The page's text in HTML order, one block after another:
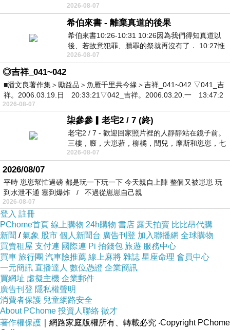
2026-08-07
希伯來書 - 離棄真道的後果
希伯來書10:26-10:31 10:26因為我們得知真道以
後、若故意犯罪、贖罪的祭就再沒有了． 10:27惟
有戰懼等候審判和那燒滅眾敵人的烈火
2026-08-07
◎吉祥_041~042
■潘文良著作集＞勵益品＞魚雁千里共今緣＞吉祥_041~042 ▽041_吉
祥。2006.03.19.日 20:33:21▽042_吉祥。2006.03.20.一 13:47:2
2026-08-07
柒參參▎老宅2 / 7 (終)
老宅2 / 7 - 歡迎回家照片裡的人靜靜站在鏡子前。
三樓，廄，大崽蕥，柳橘，閆兒，摩斯和崽崽，七
個人整整齊齊地站在鏡框之外，如同
2026-08-07
2026/08/07
平時 崽崽幫忙過磅 都是玩一下玩一下 今天親自上陣 整個又被崽崽 玩
到水泄不通 塞到爆炸 / 不過從崽崽自己親
2026-08-07
登入 註冊
PChome首頁 線上購物 24h購物 書店 露天拍賣 比比昂代購
新聞 / 氣象 股市 個人新聞台 廣告刊登 加入聯播網 全球購物
買賣租屋 支付連 國際連 Pi 拍錢包 旅遊 服務中心
買車 旅行團 汽車險推薦 線上麻將 雜誌 星座命理 會員中心
一元簡訊 直播達人 數位憑證 企業簡訊
買網址 虛擬主機 企業郵件
廣告刊登 隱私權聲明
消費者保護 兒童網路安全
About PChome 投資人聯絡 徵才
著作權保護 ｜網路家庭版權所有、轉載必究 ‧Copyright PChome